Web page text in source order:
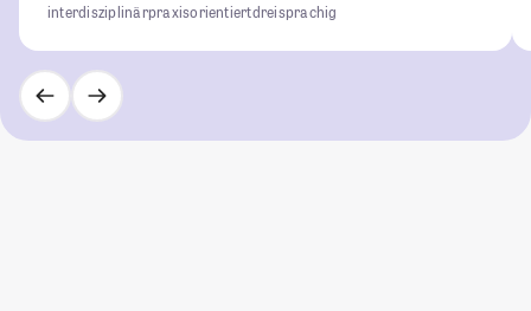
interdisziplinärpraxisorientiertdreisprachig